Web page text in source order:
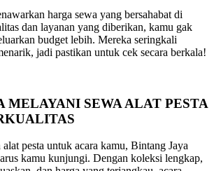
harga sewa yang bersahabat di
dan layanan yang diberikan, kamu gak
budget lebih. Mereka seringkali
jadi pastikan untuk cek secara berkala!
MELAYANI SEWA ALAT PESTA
pesta untuk acara kamu, Bintang Jaya
kamu kunjungi. Dengan koleksi lengkap,